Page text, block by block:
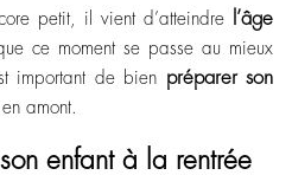
petit, il vient d’atteindrel’âge
ce moment se passe au mieux
important de bien préparer son
en amont.
enfant à la rentrée